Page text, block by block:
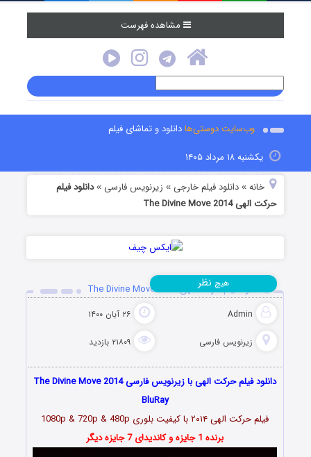
مشاهده فهرست
وب‌سایت دوستی‌هادانلود و تماشای فیلم
یکشنبه ۱۸ مرداد ۱۴۰۵
خانه »دانلود فیلم خارجی » زیرنویس فارسی »دانلود فیلم
حرکت الهی The Divine Move 2014
دانلود فیلم حرکت الهی The Divine Move 2014
Admin ۲۶ آبان ۱۴۰۰
زیرنویس فارسی ۲۱۸۰۹ بازدید
هیچ نظر
دانلود فیلم حرکت الهی با زیرنویس فارسی The Divine Move 2014
BluRay
فیلم حرکت الهی۲۰۱۴با کیفیت بلوری 1080p & 720p & 480p
برنده 1 جایزه و کاندیدای 7 جایزه دیگر